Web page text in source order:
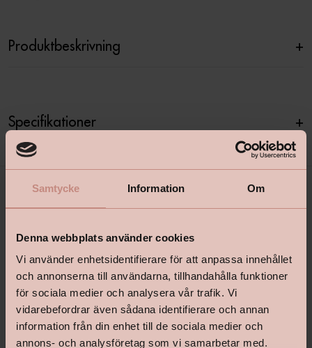
Samtycke Information Om
Denna webbplats använder cookies
Vi använder enhetsidentifierare för att anpassa innehållet
och annonserna till användarna, tillhandahålla funktioner
för sociala medier och analysera vår trafik. Vi
vidarebefordrar även sådana identifierare och annan
information från din enhet till de sociala medier och
annons- och analysföretag som vi samarbetar med.
Produktbeskrivning +
Specifikationer +
shop@happyhomes.se
Vanliga frågor & svar